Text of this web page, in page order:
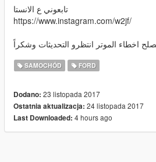
تابعوني ع الانستا
https://www.instagram.com/w2jf/
SAMOCHÓD FORD
Dodano: 23 listopada 2017
Ostatnia aktualizacja: 24 listopada 2017
Last Downloaded: 4 hours ago